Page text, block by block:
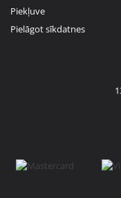
Piekļuve
Pielāgot sīkdatnes